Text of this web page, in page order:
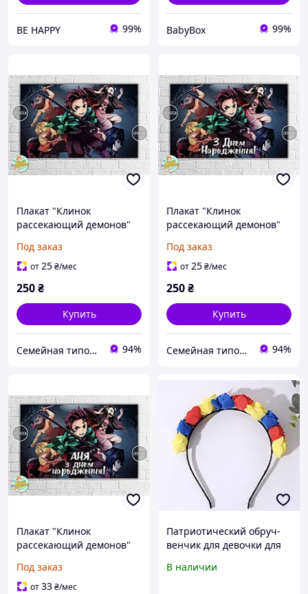
BE HAPPY 99% BabyBox 99%
Плакат "Клинок
рассекающий демонов"
рождения / тематический
праздник -
Под заказ
от25₴/мес
250₴
Купить
Семейная типография «Мир Праздника» | Полиграфия, печать и индивидуальный дизайн 94%
Плакат "Клинок
рассекающий демонов"
рождения / тематический
праздник - Украинский
Под заказ
от25₴/мес
250₴
Купить
Семейная типография «Мир Праздника» | Полиграфия, печать и индивидуальный дизайн 94%
Плакат "Клинок
рассекающий демонов"
рождения / тематический
праздник -
Под заказ
от33₴/мес
Патриотический обруч-
венчик для девочки для
тематических вечеринок,
В наличии